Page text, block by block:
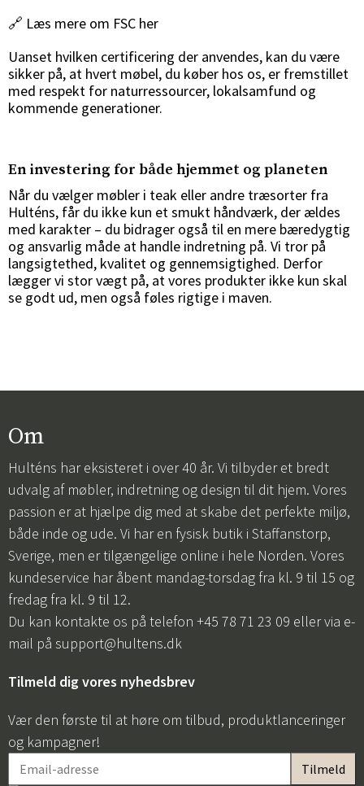
🔗 Læs mere om FSC her
Uanset hvilken certificering der anvendes, kan du være
sikker på, at hvert møbel, du køber hos os, er fremstillet
med respekt for naturressourcer, lokalsamfund og
kommende generationer.
En investering for både hjemmet og planeten
Når du vælger møbler i teak eller andre træsorter fra
Hulténs, får du ikke kun et smukt håndværk, der ældes
med karakter – du bidrager også til en mere bæredygtig
og ansvarlig måde at handle indretning på. Vi tror på
langsigtethed, kvalitet og gennemsigtighed. Derfor
lægger vi stor vægt på, at vores produkter ikke kun skal
se godt ud, men også føles rigtige i maven.
Om
Hulténs har eksisteret i over 40 år. Vi tilbyder et bredt
udvalg af møbler, indretning og design til dit hjem. Vores
passion er at hjælpe dig med at skabe det perfekte miljø,
både inde og ude. Vi har en fysisk butik i Staffanstorp,
Sverige, men er tilgængelige online i hele Norden. Vores
kundeservice har åbent mandag-torsdag fra kl. 9 til 15 og
fredag fra kl. 9 til 12.
Du kan kontakte os på telefon +45 78 71 23 09 eller via e-
mail på support@hultens.dk
Tilmeld dig vores nyhedsbrev
Vær den første til at høre om tilbud, produktlanceringer
og kampagner!